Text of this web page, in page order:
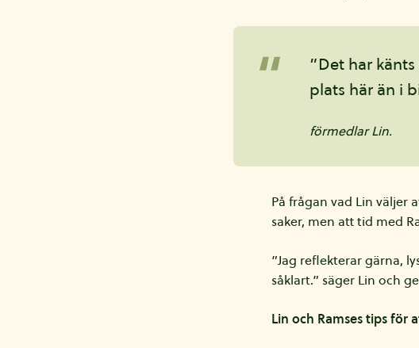
”Det har
plats här än i
förmedlar Lin.
På frågan vad Lin väljer
saker, men att tid med
”Jag reflekterar gärna,
såklart.” säger Lin och
Lin och Ramses tips för